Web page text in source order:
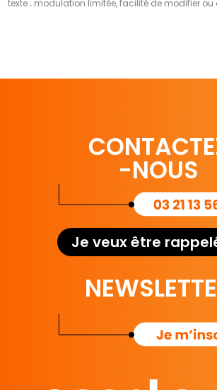
texte ; modulation limitée, facilité de modifier ou
-NOUS
Je veux être